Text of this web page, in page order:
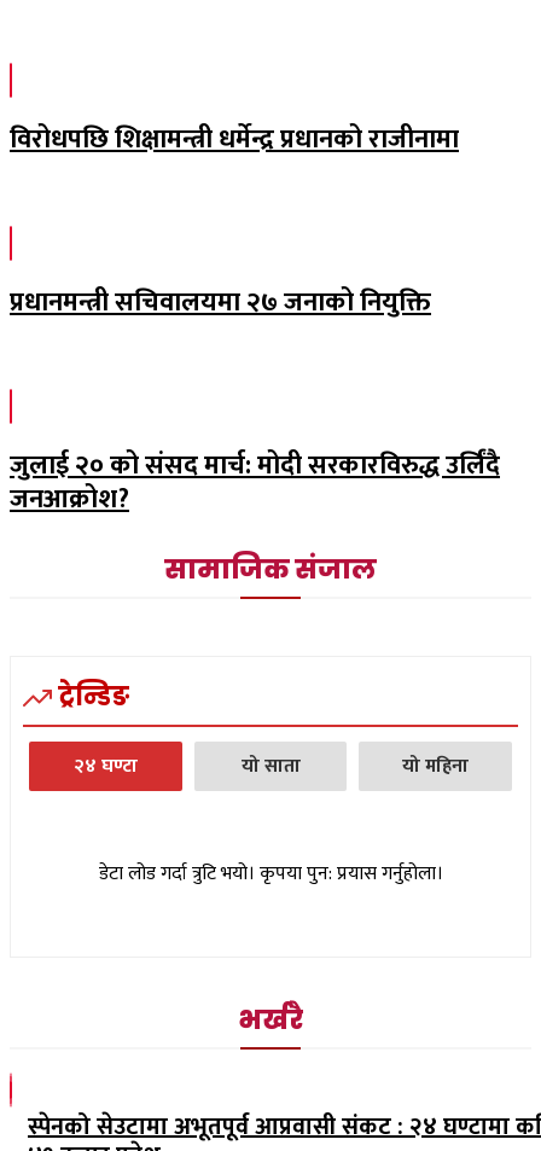
विरोधपछि शिक्षामन्त्री धर्मेन्द्र प्रधानको राजीनामा
प्रधानमन्त्री सचिवालयमा २७ जनाको नियुक्ति
जुलाई २० को संसद मार्च: मोदी सरकारविरुद्ध उर्लिंदै
जनआक्रोश?
सामाजिक संजाल
ट्रेन्डिङ
२४ घण्टा यो साता यो महिना
डेटा लोड गर्दा त्रुटि भयो। कृपया पुन: प्रयास गर्नुहोला।
भर्खरै
स्पेनको सेउटामा अभूतपूर्व आप्रवासी संकट : २४ घण्टामा